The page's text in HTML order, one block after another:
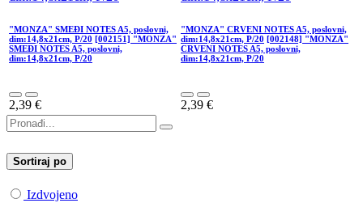
"MONZA" SMEĐI NOTES A5, poslovni,
dim:14,8x21cm, P/20 [002151] "MONZA"
SMEĐI NOTES A5, poslovni,
dim:14,8x21cm, P/20
2,39 €
"MONZA" CRVENI NOTES A5, poslovni,
dim:14,8x21cm, P/20 [002148] "MONZA"
CRVENI NOTES A5, poslovni,
dim:14,8x21cm, P/20
2,39 €
Sortiraj po
Izdvojeno